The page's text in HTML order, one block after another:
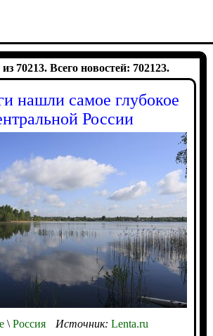
70213. Всего новостей: 702123.
нашли самое глубокое
России
\Россия Источник: Lenta.ru